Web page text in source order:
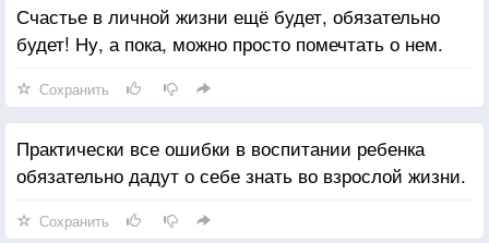
Счастье в личной жизни ещё будет, обязательно
будет! Ну, а пока, можно просто помечтать о нем.
Сохранить
Практически все ошибки в воспитании ребенка
обязательно дадут о себе знать во взрослой жизни.
Сохранить